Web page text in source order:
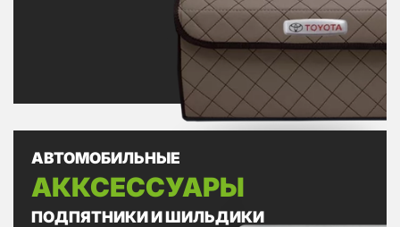
АВТОМОБИЛЬНЫЕ
АККСЕССУАРЫ
ПОДПЯТНИКИ И ШИЛЬДИКИ